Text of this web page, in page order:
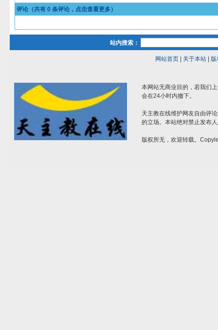
评论（共有 0 条评论，点击查看更多）
站内搜索：
网站首页| 关于本站| 版
本网站无商业目的，若我们
会在24小时内撤下。
天主教在线维护网友自由评
的立场。本站绝对禁止发布
版权所无，欢迎转载。